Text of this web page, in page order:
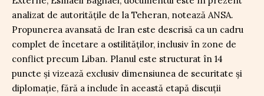
analizat de autoritățile de la Teheran, notează ANSA.
Propunerea avansată de Iran este descrisă ca un cadru
complet de încetare a ostilităților, inclusiv în zone de
conflict precum Liban. Planul este structurat în 14
puncte și vizează exclusiv dimensiunea de securitate și
diplomație, fără a include în această etapă discuții